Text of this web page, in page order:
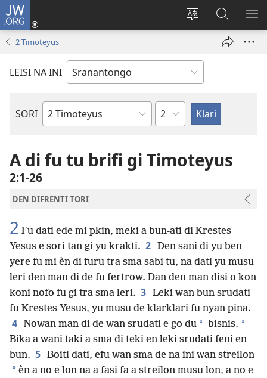
JW.ORG
Kenki
fu
Log
venster)
Suku
tapu
JW.ORG
2 Timoteyus
LEISI NA INI
SORI
Bijbel
Kapitel
A di fu tu brifi gi Timoteyus
2:1-26
DEN DIFRENTI TORI
2 Fu dati ede mi pkin, meki a bun-ati di Krestes
Yesus e sori tan gi yu krakti. 2 Den sani di yu ben
yere fu mi èn di furu tra sma sabi tu, na dati yu musu
leri den man di de fu fertrow. Dan den man disi o kon
koni nofo fu gi tra sma leri. 3 Leki wan bun srudati
fu Krestes Yesus, yu musu de klarklari fu nyan pina.
4 Nowan man di de wan srudati e go du * bisnis. *
Bika a wani taki a sma di teki en leki srudati feni en
bun. 5 Boiti dati, efu wan sma de na ini wan streilon
* èn a no e lon na a fasi fa a streilon musu lon, a no e